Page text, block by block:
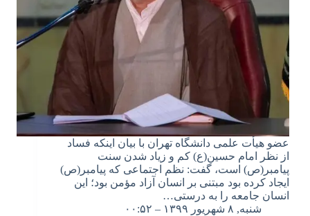
عضو هیأت علمی دانشگاه تهران با بیان اینکه فساد
از نظر امام حسین(ع) کم و زیاد شدن سنت
پیامبر(ص) است، گفت: نظم اجتماعی که پیامبر(ص)
ایجاد کرده بود مبتنی بر انسان آزاد مؤمن بود؛ این
انسان جامعه را به درستی…
شنبه, ۸ شهریور ۱۳۹۹ – ۰۰:۵۲